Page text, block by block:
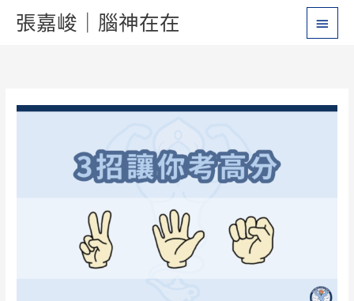
張嘉峻｜腦神在在
主
要